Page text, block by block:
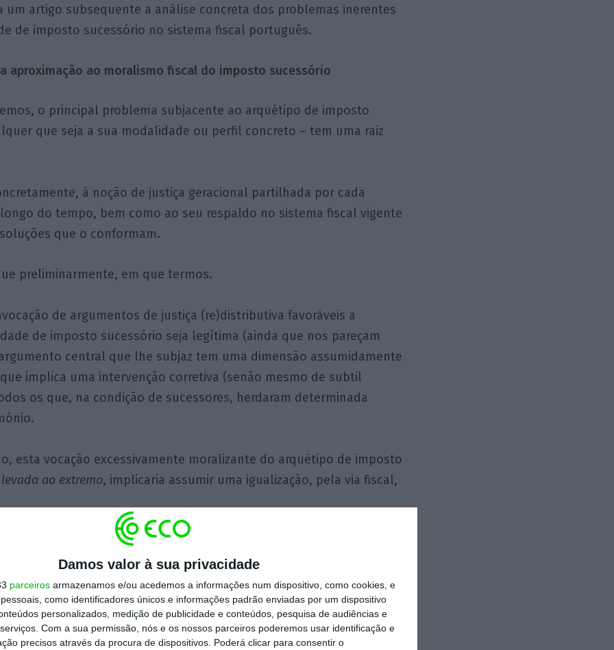
Damos valor à sua privacidade
parceiros armazenamos e/ou acedemos a informações num dispositivo, como cookies, e
como identificadores únicos e informações padrão enviadas por um dispositivo
personalizados, medição de publicidade e conteúdos, pesquisa de audiências e
Com a sua permissão, nós e os nossos parceiros poderemos usar identificação e
precisos através da procura de dispositivos. Poderá clicar para consentir o
um artigo subsequente a análise concreta dos problemas inerentes
de imposto sucessório no sistema fiscal português.
aproximação ao moralismo fiscal do imposto sucessório
o principal problema subjacente ao arquétipo de imposto
que seja a sua modalidade ou perfil concreto – tem uma raiz
à noção de justiça geracional partilhada por cada
do tempo, bem como ao seu respaldo no sistema fiscal vigente
que o conformam.
preliminarmente, em que termos.
de argumentos de justiça (re)distributiva favoráveis a
de imposto sucessório seja legítima (ainda que nos pareçam
central que lhe subjaz tem uma dimensão assumidamente
implica uma intervenção corretiva (senão mesmo de subtil
os que, na condição de sucessores, herdaram determinada
esta vocação excessivamente moralizante do arquétipo de imposto
ao extremo, implicaria assumir uma igualização, pela via fiscal,
momento, todos os potenciais sucessores que recebessem
de património; e
momento, aqueles primeiros e todos os que, por virtude do
qualquer tipo de património.